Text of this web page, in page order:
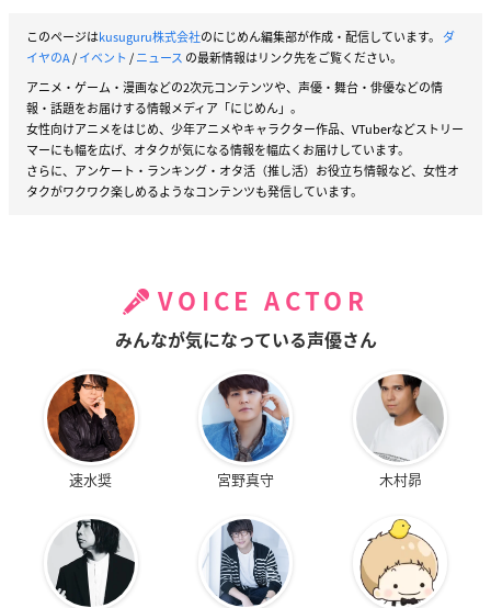
このページはkusuguru株式会社のにじめん編集部が作成・配信しています。 ダ
イヤのA/イベント /ニュース の最新情報はリンク先をご覧ください。
アニメ・ゲーム・漫画などの2次元コンテンツや、声優・舞台・俳優などの情
報・話題をお届けする情報メディア「にじめん」。
女性向けアニメをはじめ、少年アニメやキャラクター作品、VTuberなどストリー
マーにも幅を広げ、オタクが気になる情報を幅広くお届けしています。
さらに、アンケート・ランキング・オタ活（推し活）お役立ち情報など、女性オ
タクがワクワク楽しめるようなコンテンツも発信しています。
VOICE ACTOR
みんなが気になっている声優さん
速水奨 宮野真守 木村昴